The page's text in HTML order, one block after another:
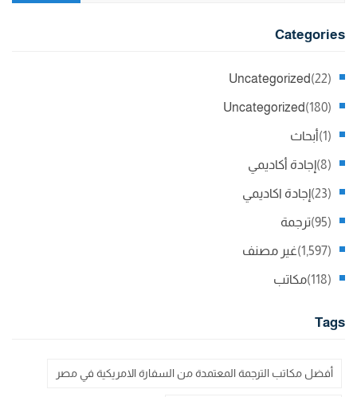
Categories
Uncategorized (22)
Uncategorized (180)
أبحاث (1)
إجادة أكاديمي (8)
إجادة اكاديمي (23)
ترجمة (95)
غير مصنف (1,597)
مكاتب (118)
Tags
أفضل مكاتب الترجمة المعتمدة من السفارة الامريكية في مصر